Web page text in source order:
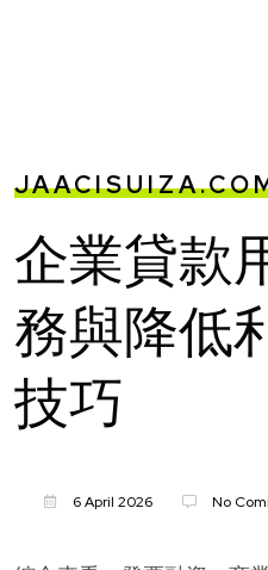
企業貸款
務與降低
技巧
6 April 2026 No